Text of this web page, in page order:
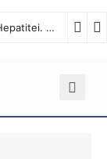
28 iulie- Ziua Mondială de Luptă Împotriva Hepatitei. Interviu cu dr. Octavian Tăbăcaru, medic specialist Boli Infecțioase în cadrul Spitalului Județean de Urgență Buzău